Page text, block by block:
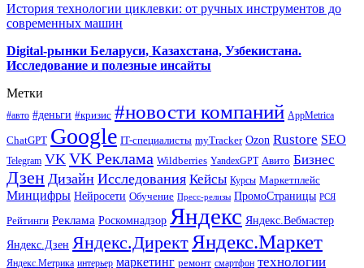
История технологии циклевки: от ручных инструментов до
современных машин
Digital-рынки Беларуси, Казахстана, Узбекистана.
Исследование и полезные инсайты
Метки
#авто #деньги #кризис #новости компаний AppMetrica
ChatGPT Google IT-специалисты myTracker Ozon Rustore SEO
Telegram VK VK Реклама Wildberries YandexGPT Авито Бизнес
Дзен Дизайн Исследования Кейсы Курсы Маркетплейс
Минцифры Нейросети Обучение Пресс-релизы ПромоСтраницы РСЯ
Рейтинги Реклама Роскомнадзор Яндекс Яндекс.Вебмастер
Яндекс.Дзен Яндекс.ДиректЯндекс.Маркет
Яндекс.Метрика интерьер маркетинг ремонт смартфон технологии